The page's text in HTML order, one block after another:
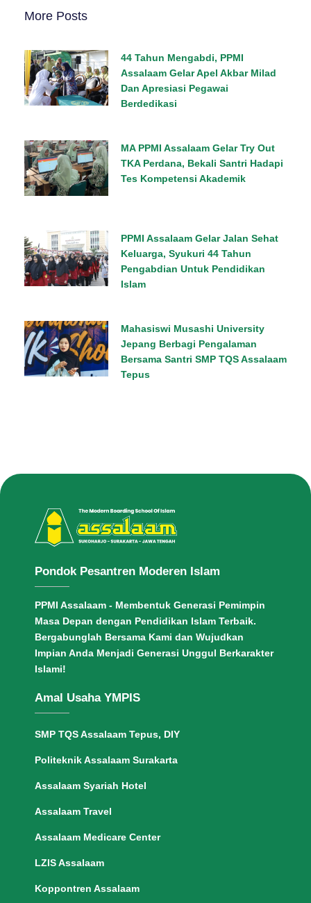
More Posts
44 Tahun Mengabdi, PPMI
Assalaam Gelar Apel Akbar Milad
Dan Apresiasi Pegawai
Berdedikasi
MA PPMI Assalaam Gelar Try Out
TKA Perdana, Bekali Santri Hadapi
Tes Kompetensi Akademik
PPMI Assalaam Gelar Jalan Sehat
Keluarga, Syukuri 44 Tahun
Pengabdian Untuk Pendidikan
Islam
Mahasiswi Musashi University
Jepang Berbagi Pengalaman
Bersama Santri SMP TQS Assalaam
Tepus
Pondok Pesantren Moderen Islam
PPMI Assalaam - Membentuk Generasi Pemimpin
Masa Depan dengan Pendidikan Islam Terbaik.
Bergabunglah Bersama Kami dan Wujudkan
Impian Anda Menjadi Generasi Unggul Berkarakter
Islami!
Amal Usaha YMPIS
SMP TQS Assalaam Tepus, DIY
Politeknik Assalaam Surakarta
Assalaam Syariah Hotel
Assalaam Travel
Assalaam Medicare Center
LZIS Assalaam
Koppontren Assalaam